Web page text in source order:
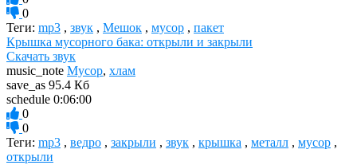
0
Теги: mp3 , звук , Мешок , мусор , пакет
Крышка мусорного бака: открыли и закрыли
Скачать звук
music_note Мусор, хлам
save_as 95.4 Кб
schedule 0:06:00
0
0
Теги: mp3 , ведро , закрыли , звук , крышка , металл , мусор ,
открыли